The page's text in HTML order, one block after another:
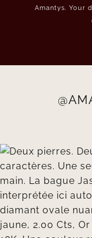
Amantys. Your